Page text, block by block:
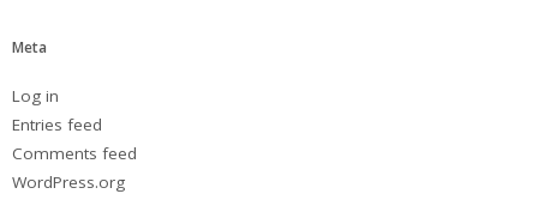
Meta
Log in
Entries feed
Comments feed
WordPress.org